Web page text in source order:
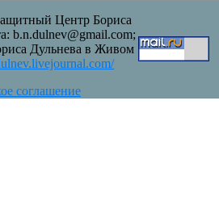
Центр Бориса
b.n.dulnev@gmail.com;
Дульнева в Живом
соглашение